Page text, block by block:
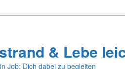
& Lebe
Job: Dich dabei zu begleiten